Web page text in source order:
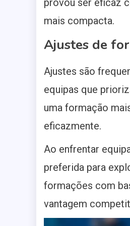
provou ser eficaz
mais compacta.
Ajustes de
Ajustes são
equipas que
uma formação
eficazmente.
Ao enfrentar
preferida para
formações com
vantagem